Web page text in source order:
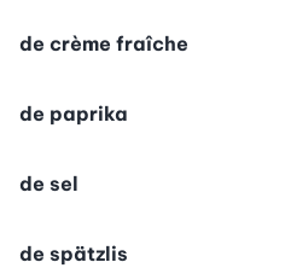
de crème fraîche
de paprika
de sel
de spätzlis